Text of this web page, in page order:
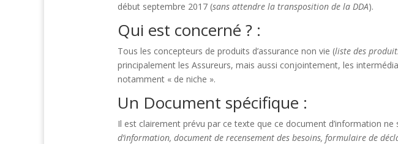
début septembre 2017 (sans attendre la transposition de la DDA).
Qui est concerné ? :
Tous les concepteurs de produits d’assurance non vie (liste des
principalement les Assureurs, mais aussi conjointement, les
notamment « de niche ».
Un Document spécifique :
Il est clairement prévu par ce texte que ce document d’information
d’information, document de recensement des besoins, formulaire de